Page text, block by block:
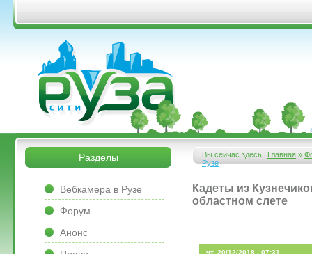
Перейти к основному содержанию
&bsps;
&bsps;
Вы сейчас здесь:
Вы здесь
Главная »
Рузе
Кадеты из
областном слете
Разделы
Вебкамера в Рузе
Форум
Анонс